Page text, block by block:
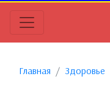
Главная Здоровье